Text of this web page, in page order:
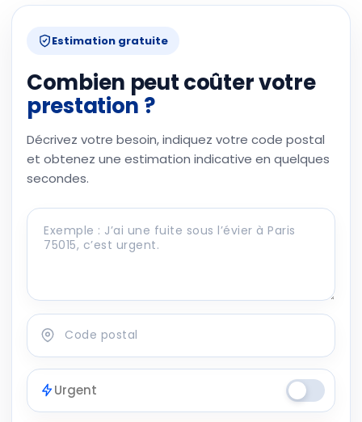
Estimation gratuite
Combien peut coûter votre
prestation ?
Décrivez votre besoin, indiquez votre code postal
et obtenez une estimation indicative en quelques
secondes.
Urgent